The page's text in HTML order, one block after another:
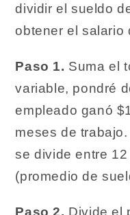
dividir el sueldo
obtener el salario
Paso 1. Suma el
variable, pondré
empleado ganó
meses de
se divide entre
(promedio de
Paso 2. Divide el